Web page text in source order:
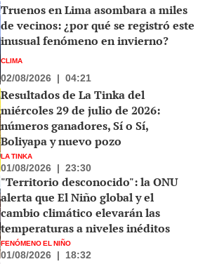
Truenos en Lima asombara a miles
de vecinos: ¿por qué se registró este
inusual fenómeno en invierno?
CLIMA
02/08/2026 | 04:21
Resultados de La Tinka del
miércoles 29 de julio de 2026:
números ganadores, Sí o Sí,
Boliyapa y nuevo pozo
LA TINKA
01/08/2026 | 23:30
"Territorio desconocido": la ONU
alerta que El Niño global y el
cambio climático elevarán las
temperaturas a niveles inéditos
FENÓMENO EL NIÑO
01/08/2026 | 18:32